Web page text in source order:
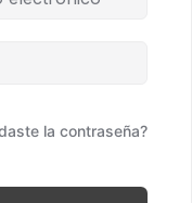
la contraseña?